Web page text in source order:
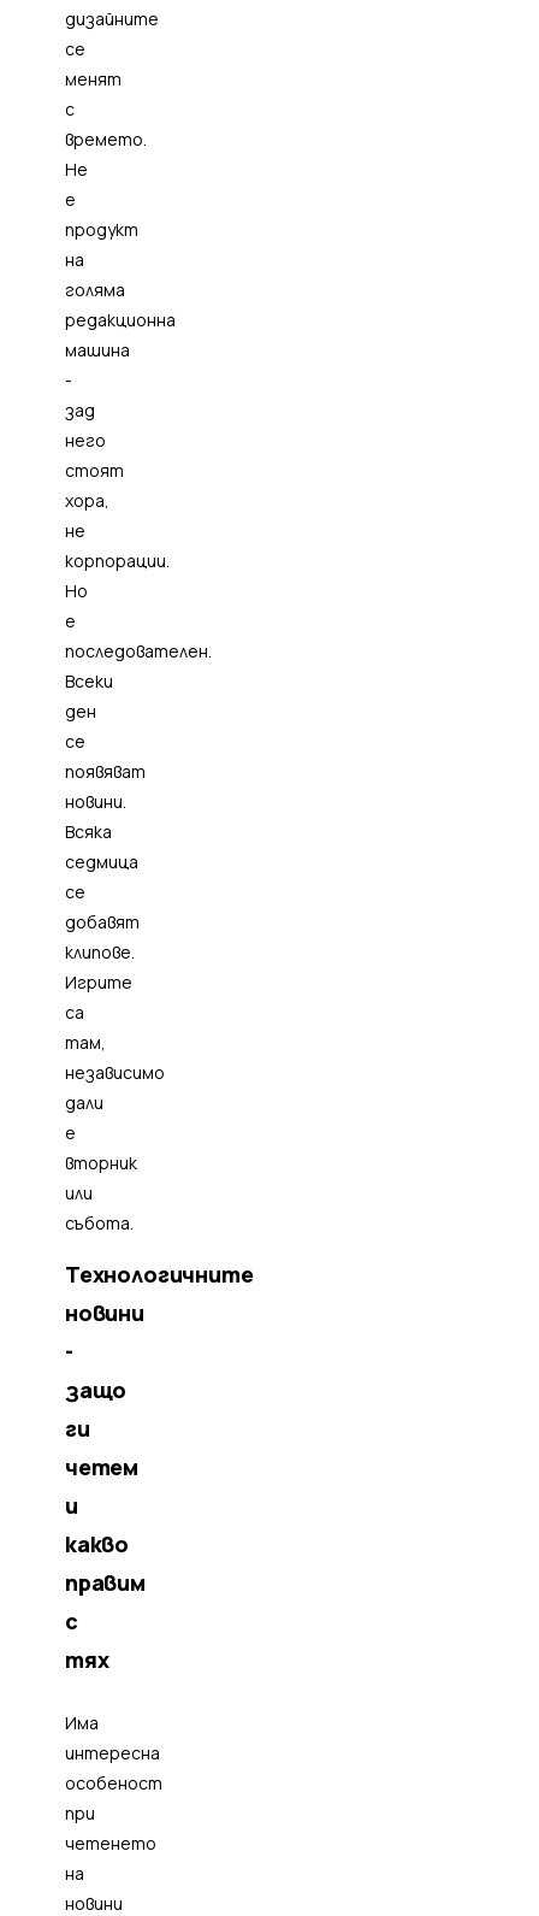
дизайните
се
менят
с
времето.
Не
е
продукт
на
голяма
редакционна
машина
-
зад
него
стоят
хора,
не
корпорации.
Но
е
последователен.
Всеки
ден
се
появяват
новини.
Всяка
седмица
се
добавят
клипове.
Игрите
са
там,
независимо
дали
е
вторник
или
събота.
Технологичните
новини
-
защо
ги
четем
и
какво
правим
с
тях
Има
интересна
особеност
при
четенето
на
новини